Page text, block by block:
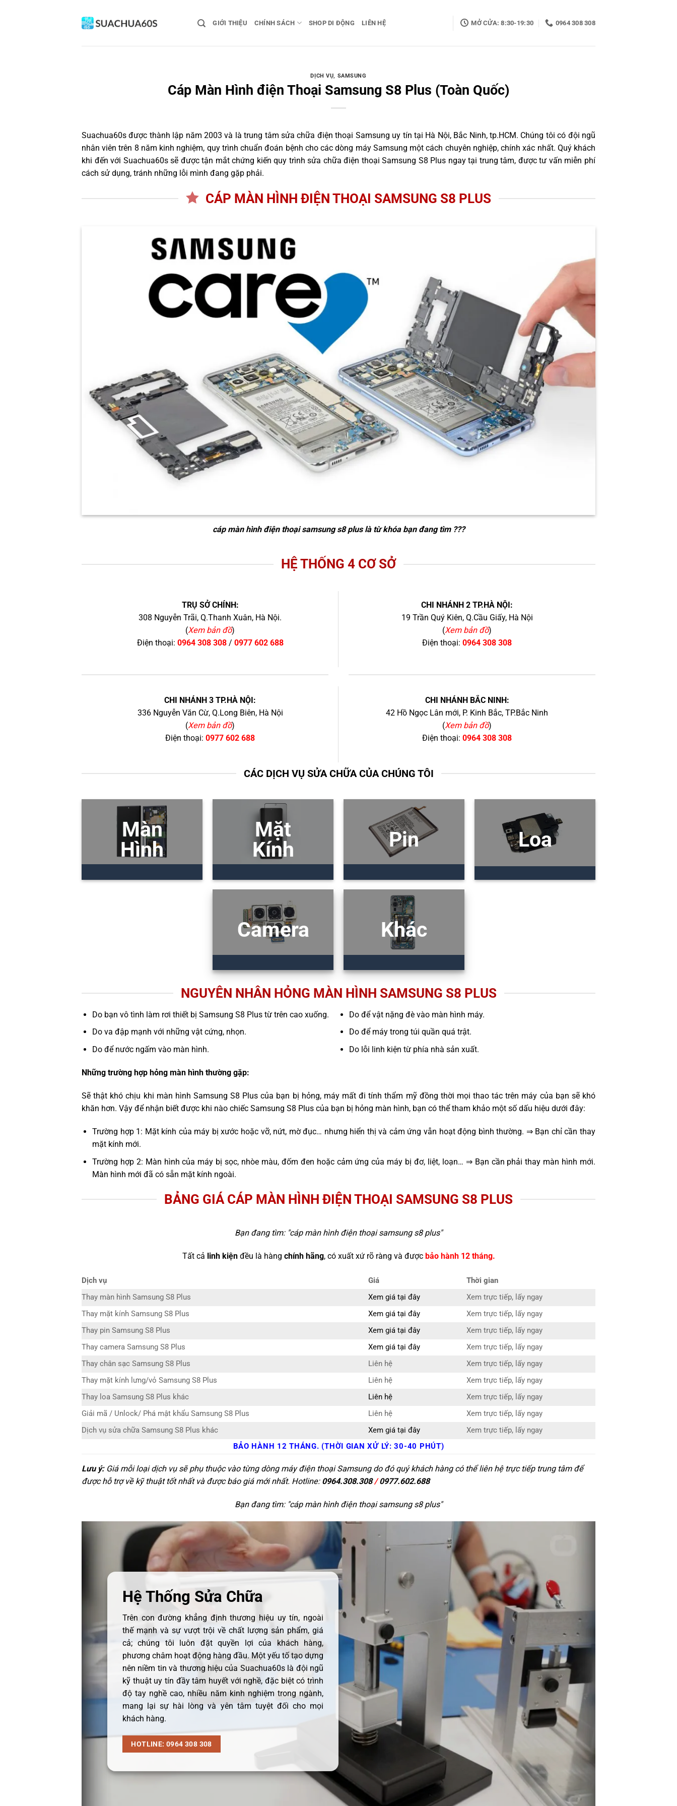
GIỚI THIỆU CHÍNH SÁCH SHOP DI ĐỘNG LIÊN HỆ MỞ CỬA: 8:30-19:30 0964 308 308
DỊCH VỤ, SAMSUNG
Cáp Màn Hình điện Thoại Samsung S8 Plus (Toàn Quốc)
Suachua60s được thành lập năm 2003 và là trung tâm sửa chữa điện thoại Samsung uy tín tại Hà Nội, Bắc Ninh, tp.HCM. Chúng tôi có đội ngũ
nhân viên trên 8 năm kinh nghiệm, quy trình chuẩn đoán bệnh cho các dòng máy Samsung một cách chuyên nghiệp, chính xác nhất. Quý khách
khi đến với Suachua60s sẽ được tận mắt chứng kiến quy trình sửa chữa điện thoại Samsung S8 Plus ngay tại trung tâm, được tư vấn miễn phí
cách sử dụng, tránh những lỗi mình đang gặp phải.
CÁP MÀN HÌNH ĐIỆN THOẠI SAMSUNG S8 PLUS
cáp màn hình điện thoại samsung s8 pluslà từ khóa bạn đang tìm ???
HỆ THỐNG 4 CƠ SỞ
TRỤ SỞ CHÍNH:
308 Nguyễn Trãi, Q.Thanh Xuân, Hà Nội.
(Xem bản đồ)
Điện thoại: 0964 308 308/ 0977 602 688
CHI NHÁNH 2 TP.HÀ NỘI:
19 Trần Quý Kiên, Q.Cầu Giấy, Hà Nội
(Xem bản đồ)
Điện thoại: 0964 308 308
CHI NHÁNH 3 TP.HÀ NỘI:
336 Nguyễn Văn Cừ, Q.Long Biên, Hà Nội
(Xem bản đồ)
Điện thoại: 0977 602 688
CHI NHÁNH BẮC NINH:
42 Hồ Ngọc Lân mới, P. Kinh Bắc, TP.Bắc Ninh
(Xem bản đồ)
Điện thoại: 0964 308 308
CÁC DỊCH VỤ SỬA CHỮA CỦA CHÚNG TÔI
Màn
Hình
Mặt
Kính
Pin Loa
Camera Khác
NGUYÊN NHÂN HỎNG MÀN HÌNH SAMSUNG S8 PLUS
Do bạn vô tình làm rơi thiết bị Samsung S8 Plus từ trên cao xuống.
Do va đập mạnh với những vật cứng, nhọn.
Do để nước ngấm vào màn hình.
Do để vật nặng đè vào màn hình máy.
Do để máy trong túi quần quá trật.
Do lỗi linh kiện từ phía nhà sản xuất.
Những trường hợp hỏng màn hình thường gặp:
Sẽ thật khó chịu khi màn hình Samsung S8 Plus của bạn bị hỏng, máy mất đi tính thẩm mỹ đồng thời mọi thao tác trên máy của bạn sẽ khó
khăn hơn. Vậy để nhận biết được khi nào chiếc Samsung S8 Plus của bạn bị hỏng màn hình, bạn có thể tham khảo một số dấu hiệu dưới đây:
Trường hợp 1: Mặt kính của máy bị xước hoặc vỡ, nứt, mờ đục… nhưng hiển thị và cảm ứng vẫn hoạt động bình thường. ⇒ Bạn chỉ cần thay
mặt kính mới.
Trường hợp 2: Màn hình của máy bị sọc, nhòe màu, đốm đen hoặc cảm ứng của máy bị đơ, liệt, loạn… ⇒ Bạn cần phải thay màn hình mới.
Màn hình mới đã có sẵn mặt kính ngoài.
BẢNG GIÁ CÁP MÀN HÌNH ĐIỆN THOẠI SAMSUNG S8 PLUS
Bạn đang tìm: "cáp màn hình điện thoại samsung s8 plus"
Tất cả linh kiệnđều là hàng chính hãng, có xuất xứ rõ ràng và được bảo hành 12 tháng.
Dịch vụ Giá
Thời gian
Thay màn hình Samsung S8 Plus
Xem giá tại đây
Xem trực tiếp, lấy ngay
Thay mặt kính Samsung S8 Plus
Xem giá tại đây
Xem trực tiếp, lấy ngay
Thay pin Samsung S8 Plus
Xem giá tại đây
Xem trực tiếp, lấy ngay
Thay camera Samsung S8 Plus
Xem giá tại đây
Xem trực tiếp, lấy ngay
Thay chân sạc Samsung S8 Plus
Liên hệ
Xem trực tiếp, lấy ngay
Thay mặt kính lưng/vỏ Samsung S8 Plus
Liên hệ
Xem trực tiếp, lấy ngay
Thay loa Samsung S8 Plus khác
Liên hệ
Xem trực tiếp, lấy ngay
Giải mã / Unlock/ Phá mật khẩu Samsung S8 Plus
Liên hệ
Xem trực tiếp, lấy ngay
Dịch vụ sửa chữa Samsung S8 Plus khác
Xem giá tại đây
Xem trực tiếp, lấy ngay
BẢO HÀNH 12 THÁNG. (THỜI GIAN XỬ LÝ: 30-40 PHÚT)
Lưu ý:Giá mỗi loại dịch vụ sẽ phụ thuộc vào từng dòng máy điện thoại Samsung do đó quý khách hàng có thể liên hệ trực tiếp trung tâm để
được hỗ trợ về kỹ thuật tốt nhất và được báo giá mới nhất. Hotline: 0964.308.308/0977.602.688
Bạn đang tìm: "cáp màn hình điện thoại samsung s8 plus"
Hệ Thống Sửa Chữa
Trên con đường khẳng định thương hiệu uy tín, ngoài
thế mạnh và sự vượt trội về chất lượng sản phẩm, giá
cả; chúng tôi luôn đặt quyền lợi của khách hàng,
phương châm hoạt động hàng đầu. Một yếu tố tạo dựng
nên niềm tin và thương hiệu của Suachua60s là đội ngũ
kỹ thuật uy tín đầy tâm huyết với nghề, đặc biệt có trình
độ tay nghề cao, nhiều năm kinh nghiệm trong ngành,
mang lại sự hài lòng và yên tâm tuyệt đối cho mọi
khách hàng.
HOTLINE: 0964 308 308